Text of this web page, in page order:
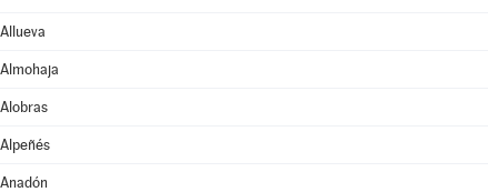
Allueva
Almohaja
Alobras
Alpeñés
Anadón